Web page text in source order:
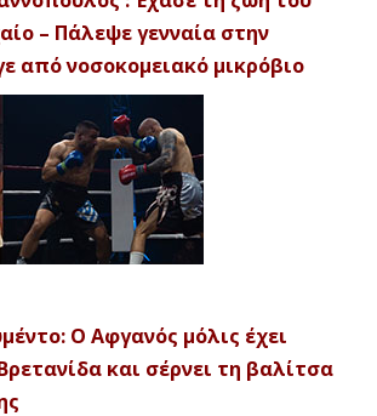
– Πάλεψε γενναία στην
από νοσοκομειακό μικρόβιο
Ο Αφγανός μόλις έχει
και σέρνει τη βαλίτσα